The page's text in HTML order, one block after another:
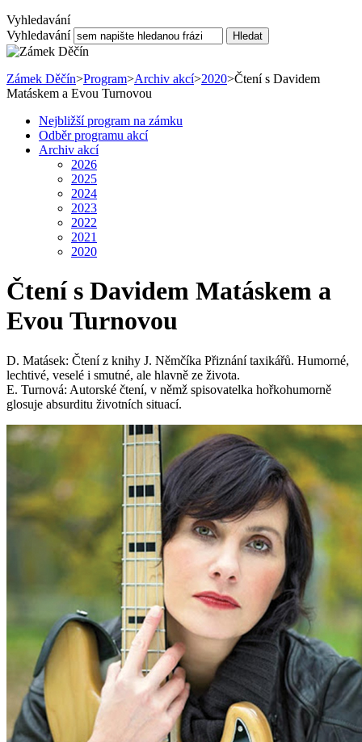
Vyhledavání
Vyhledavání
Hledat
Zámek Děčín>Program>Archiv akcí>2020>Čtení s Davidem
Matáskem a Evou Turnovou
Nejbližší program na zámku
Odběr programu akcí
Archiv akcí
2026
2025
2024
2023
2022
2021
2020
Čtení s Davidem Matáskem a
Evou Turnovou
D. Matásek: Čtení z knihy J. Němčíka Přiznání taxikářů. Humorné,
lechtivé, veselé i smutné, ale hlavně ze života.
E. Turnová: Autorské čtení, v němž spisovatelka hořkohumorně
glosuje absurditu životních situací.